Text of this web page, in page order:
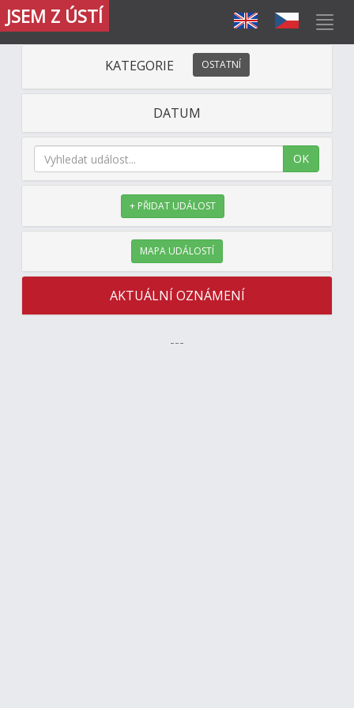
JSEM Z ÚSTÍ
KATEGORIE OSTATNÍ
DATUM
OK
+ PŘIDAT UDÁLOST
MAPA UDÁLOSTÍ
AKTUÁLNÍ OZNÁMENÍ
---